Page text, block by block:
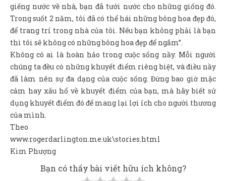
giếng nước về nhà, bạn đã tưới nước cho những giống đó.
Trong suốt 2 năm, tôi đã có thể hái những bông hoa đẹp đó,
để trang trí trong nhà của tôi. Nếu bạn không phải là bạn
thì tôi sẽ không có những bông hoa đẹp để ngắm”.
Không có ai là hoàn hảo trong cuộc sống nầy. Mỗi người
chúng ta đều có những khuyết điểm riêng biệt, và điều nầy
đã làm nên sự đa dạng của cuộc sống. Đừng bao giờ mặc
cảm hay xấu hổ về khuyết điểm của bạn, mà hãy biết sử
dụng khuyết điểm đó để mang lại lợi ích cho người thương
của mình.
Theo
www.rogerdarlington.me.uk\stories.html
Kim Phượng
Bạn có thấy bài viết hữu ích không?